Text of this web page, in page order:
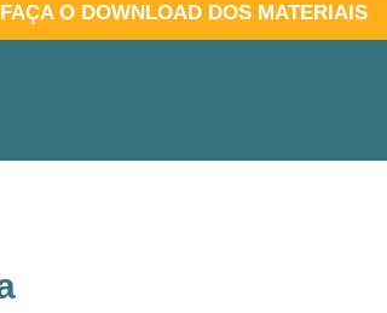
FAÇA O DOWNLOAD DOS MATERIAIS